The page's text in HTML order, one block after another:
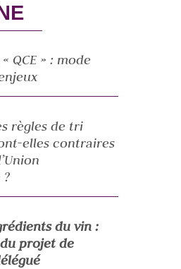
QCE » : mode
règles de tri
elles contraires
du vin :
projet de